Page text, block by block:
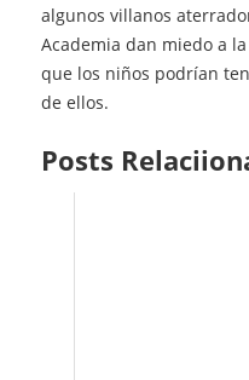
algunos villanos
Academia dan miedo a
que los niños podrían
de ellos.
Posts